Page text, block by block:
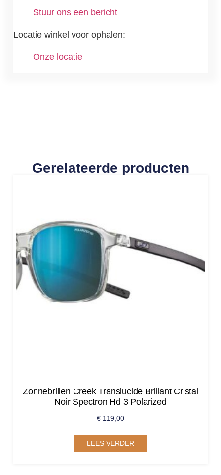
Stuur ons een bericht
Locatie winkel voor ophalen:
Onze locatie
Gerelateerde producten
Zonnebrillen Creek Translucide Brillant Cristal
Noir Spectron Hd 3 Polarized
€ 119,00
LEES VERDER